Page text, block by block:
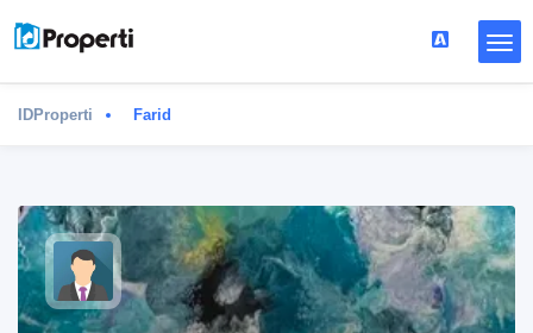
IDProperti Farid